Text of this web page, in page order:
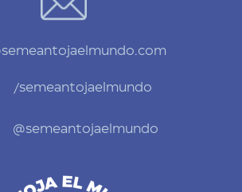
/semeantojaelmundo
@semeantojaelmundo